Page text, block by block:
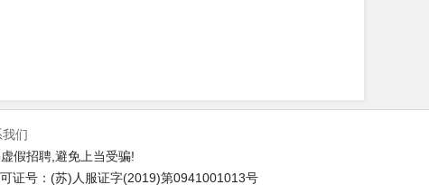
们
假招聘,避免上当受骗!
证号：(苏)人服证字(2019)第0941001013号